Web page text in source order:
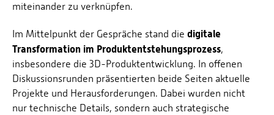
miteinander zu verknüpfen.
Im Mittelpunkt der Gespräche stand die digitale
Transformation im Produktentstehungsprozess,
insbesondere die 3D-Produktentwicklung. In offenen
Diskussionsrunden präsentierten beide Seiten aktuelle
Projekte und Herausforderungen. Dabei wurden nicht
nur technische Details, sondern auch strategische